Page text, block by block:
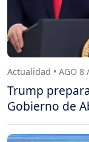
Actualidad • AGO 8
Trump
Gobierno de